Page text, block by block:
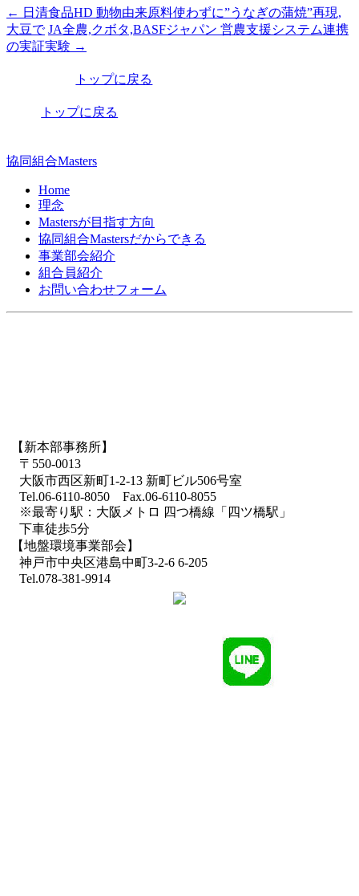
投
稿
シ
← 日清食品HD 動物由来原料使わずに”うなぎの蒲焼”再現,
大豆で JA全農,クボタ,BASFジャパン 営農支援システム連携
の実証実験 →
トップに戻る
トップに戻る
協同組合Masters
Home
理念
Mastersが目指す方向
協同組合Mastersだからできる
事業部会紹介
組合員紹介
お問い合わせフォーム
【新本部事務所】
〒550-0013
大阪市西区新町1-2-13 新町ビル506号室
Tel.06-6110-8050 Fax.06-6110-8055
※最寄り駅：大阪メトロ 四つ橋線「四ツ橋駅」
下車徒歩5分
【地盤環境事業部会】
神戸市中央区港島中町3-2-6 6-205
Tel.078-381-9914